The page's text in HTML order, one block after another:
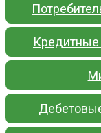
Кредитные